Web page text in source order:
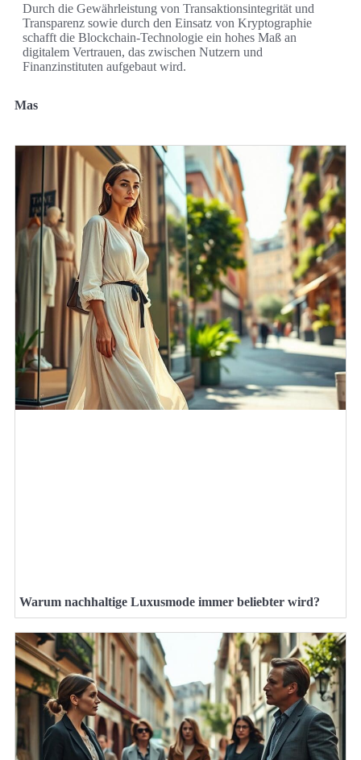
Durch die Gewährleistung von Transaktionsintegrität und
Transparenz sowie durch den Einsatz von Kryptographie
schafft die Blockchain-Technologie ein hohes Maß an
digitalem Vertrauen, das zwischen Nutzern und
Finanzinstituten aufgebaut wird.
Mas
Warum nachhaltige Luxusmode immer beliebter wird?